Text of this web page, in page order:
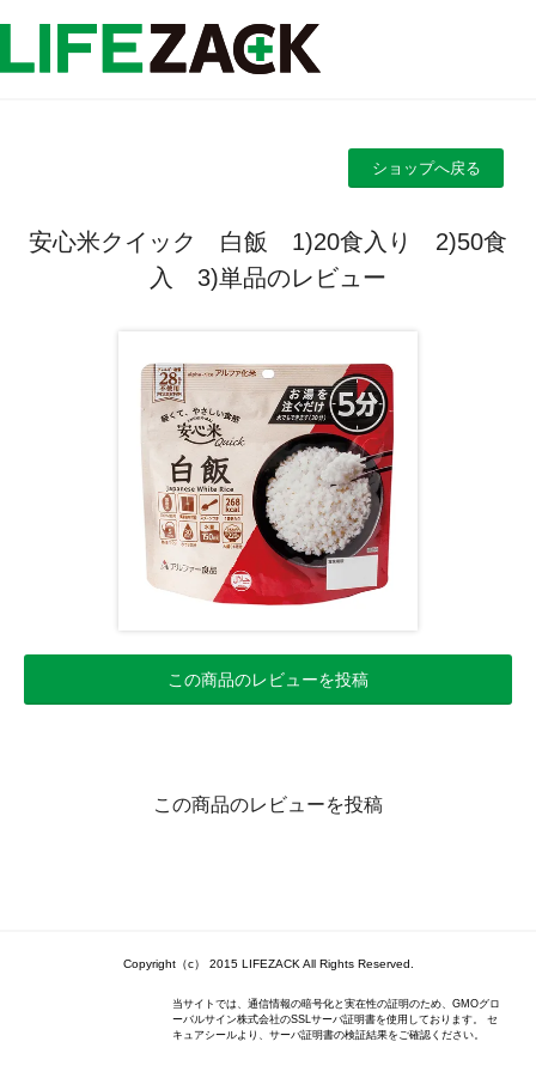
ショップへ戻る
安心米クイック 白飯 1)20食入り 2)50食
入 3)単品のレビュー
この商品のレビューを投稿
この商品のレビューを投稿
Copyright（c） 2015 LIFEZACK All Rights Reserved.
当サイトでは、通信情報の暗号化と実在性の証明のため、GMOグロ
ーバルサイン株式会社のSSLサーバ証明書を使用しております。 セ
キュアシールより、サーバ証明書の検証結果をご確認ください。